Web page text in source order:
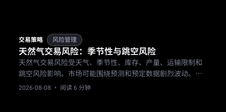
交易策略 风险管理
天然气交易风险：季节性与跳空风险
天然气交易风险受天气、季节性、库存、产量、运输限制和
跳空风险影响。市场可能围绕预测和预定数据剧烈波动。交
易者在持有天然气头寸前，需要基于事件进行仓位管理、设
2026-08-08 · 阅读 6 分钟